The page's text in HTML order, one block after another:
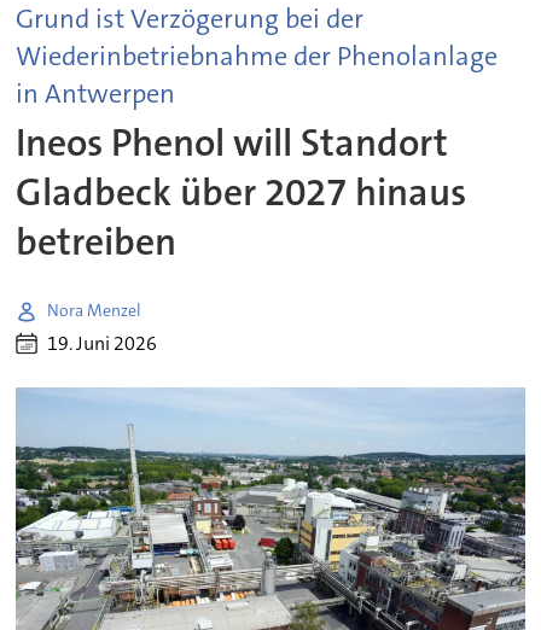
Grund ist Verzögerung bei der
Wiederinbetriebnahme der Phenolanlage
in Antwerpen
Ineos Phenol will Standort
Gladbeck über 2027 hinaus
betreiben
Nora Menzel
19. Juni 2026